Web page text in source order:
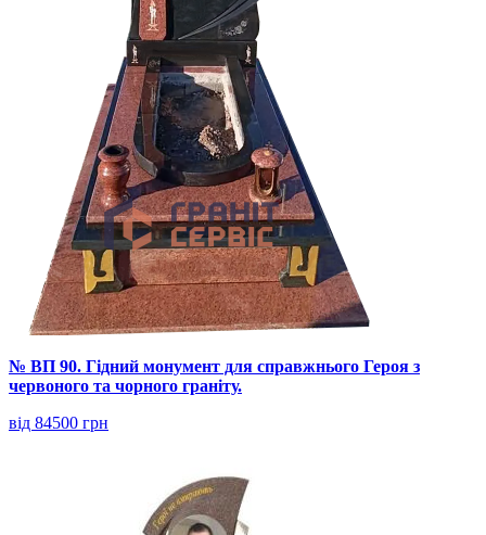
№ ВП 90. Гідний монумент для справжнього Героя з
червоного та чорного граніту.
від 84500 грн